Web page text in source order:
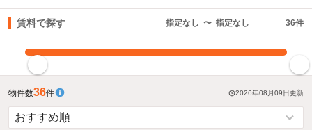
賃料で探す 指定なし 〜 指定なし 36件
物件数36件 2026年08月09日更新